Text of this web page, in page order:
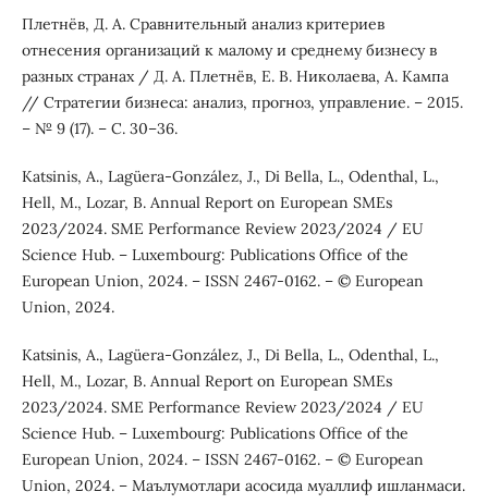
Плетнёв, Д. А. Сравнительный анализ критериев
отнесения организаций к малому и среднему бизнесу в
разных странах / Д. А. Плетнёв, Е. В. Николаева, А. Кампа
// Стратегии бизнеса: анализ, прогноз, управление. – 2015.
– № 9 (17). – С. 30–36.
Katsinis, A., Lagüera-González, J., Di Bella, L., Odenthal, L.,
Hell, M., Lozar, B. Annual Report on European SMEs
2023/2024. SME Performance Review 2023/2024 / EU
Science Hub. – Luxembourg: Publications Office of the
European Union, 2024. – ISSN 2467-0162. – © European
Union, 2024.
Katsinis, A., Lagüera-González, J., Di Bella, L., Odenthal, L.,
Hell, M., Lozar, B. Annual Report on European SMEs
2023/2024. SME Performance Review 2023/2024 / EU
Science Hub. – Luxembourg: Publications Office of the
European Union, 2024. – ISSN 2467-0162. – © European
Union, 2024. – Маълумотлари асосида муаллиф ишланмаси.